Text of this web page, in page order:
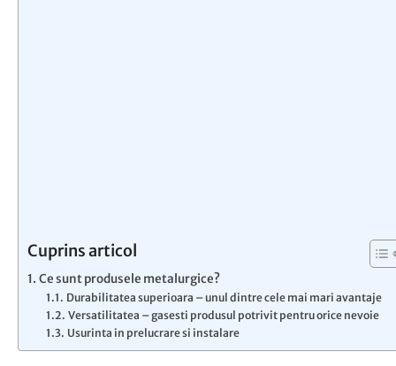
Cuprins articol
Ce sunt produsele metalurgice?
Durabilitatea superioara – unul dintre cele mai mari avantaje
Versatilitatea – gasesti produsul potrivit pentru orice nevoie
Usurinta in prelucrare si instalare